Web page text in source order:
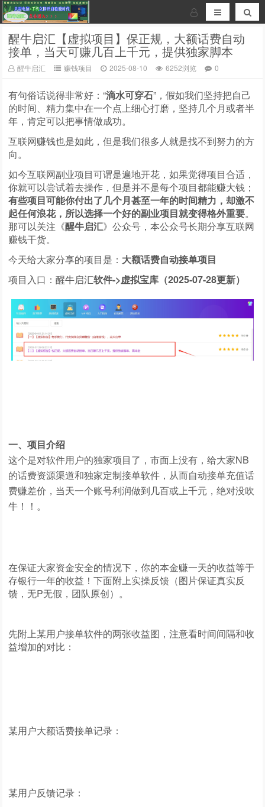
醒牛启汇【虚拟项目】保正规，大额话费自动
接单，当天可赚几百上千元，提供独家脚本
醒牛启汇 赚钱项目 2025-08-10 6252浏览 0
有句俗话说得非常好：“滴水可穿石”，假如我们坚持把自己
的时间、精力集中在一个点上细心打磨，坚持几个月或者半
年，肯定可以把事情做成功。
互联网赚钱也是如此，但是我们很多人就是找不到努力的方
向。
如今互联网副业项目可谓是遍地开花，如果觉得项目合适，
你就可以尝试着去操作，但是并不是每个项目都能赚大钱；
有些项目可能你付出了几个月甚至一年的时间精力，却激不
起任何浪花，所以选择一个好的副业项目就变得格外重要。
那可以关注《醒牛启汇》公众号，本公众号长期分享互联网
赚钱干货。
今天给大家分享的项目是： 大额话费自动接单项目
项目入口：醒牛启汇软件->虚拟宝库（2025-07-28更新）
一、项目介绍
这个是对软件用户的独家项目了，市面上没有，给大家NB
的话费资源渠道和独家定制接单软件，从而自动接单充值话
费赚差价，当天一个账号利润做到几百或上千元，绝对没吹
牛！！。
在保证大家资金安全的情况下，你的本金赚一天的收益等于
存银行一年的收益！下面附上实操反馈（图片保证真实反
馈，无P无假，团队原创）。
先附上某用户接单软件的两张收益图，注意看时间间隔和收
益增加的对比：
某用户大额话费接单记录：
某用户反馈记录：